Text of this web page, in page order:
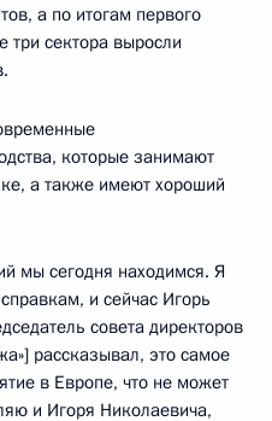
а по итогам первого
три сектора выросли
которые занимают
а также имеют хороший
мы сегодня находимся. Я
и сейчас Игорь
совета директоров
рассказывал, это самое
в Европе, что не может
и Игоря Николаевича,